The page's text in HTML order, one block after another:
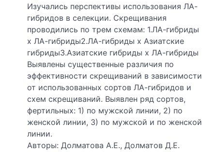
Изучались перспективы использования ЛА-
гибридов в селекции. Скрещивания
проводились по трем схемам: 1.ЛА-гибриды
х ЛА-гибриды2.ЛА-гибриды х Азиатские
гибриды3.Азиатские гибриды х ЛА-гибриды
Выявлены существенные различия по
эффективности скрещиваний в зависимости
от использованных сортов ЛА-гибридов и
схем скрещиваний. Выявлен ряд сортов,
фертильных: 1) по мужской линии, 2) по
женской линии, 3) по мужской и по женской
линии.
Авторы: Долматова А.Е., Долматов Д.Е.